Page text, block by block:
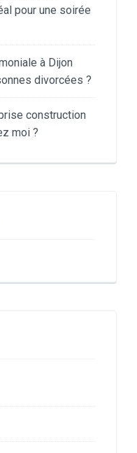
pour une soirée
à Dijon
divorcées ?
construction
moi ?